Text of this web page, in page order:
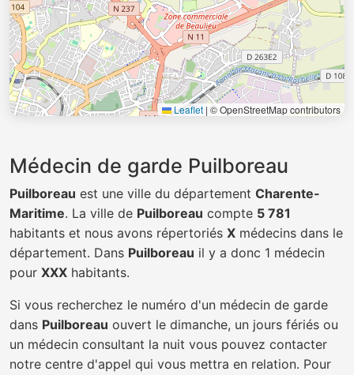
Leaflet |© OpenStreetMap contributors
Médecin de garde Puilboreau
Puilboreau est une ville du département Charente-
Maritime. La ville de Puilboreau compte 5 781
habitants et nous avons répertoriés X médecins dans le
département. Dans Puilboreau il y a donc 1 médecin
pour XXX habitants.
Si vous recherchez le numéro d'un médecin de garde
dans Puilboreau ouvert le dimanche, un jours fériés ou
un médecin consultant la nuit vous pouvez contacter
notre centre d'appel qui vous mettra en relation. Pour